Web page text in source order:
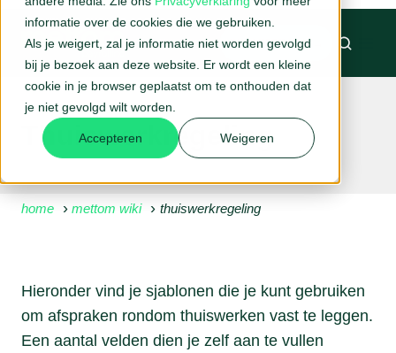
informatie over de cookies die we gebruiken.
Als je weigert, zal je informatie niet worden gevolgd
bij je bezoek aan deze website. Er wordt een kleine
cookie in je browser geplaatst om te onthouden dat
je niet gevolgd wilt worden.
Accepteren Weigeren
BELAFSPRAAK →
Thuiswerkregeling
home mettom wiki thuiswerkregeling
Hieronder vind je sjablonen die je kunt gebruiken
om afspraken rondom thuiswerken vast te leggen.
Een aantal velden dien je zelf aan te vullen